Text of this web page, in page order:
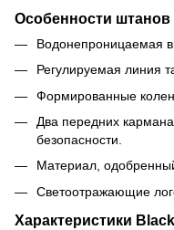
Особенности штанов
Водонепроницаемая
Регулируемая линия
Формированные
Два передних
безопасности.
Материал,
Светоотражающие
Характеристики